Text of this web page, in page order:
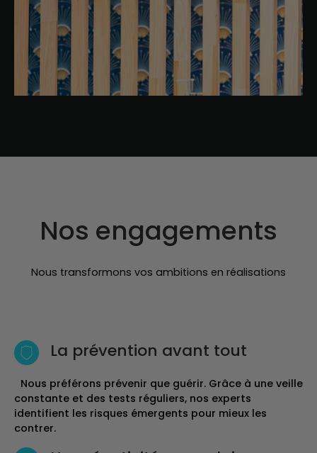
Nos engagements
Nous transformons vos ambitions en réalisations
La prévention avant tout
Nous préférons prévenir que guérir. Grâce à une veille
constante et des tests réguliers, nos experts
identifient les risques émergents pour mieux les
contrer.